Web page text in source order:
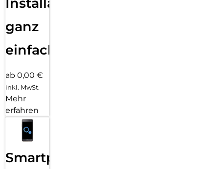
ganz
einfach
ab 0,00 €
inkl. MwSt.
Mehr
erfahren
Smartphone